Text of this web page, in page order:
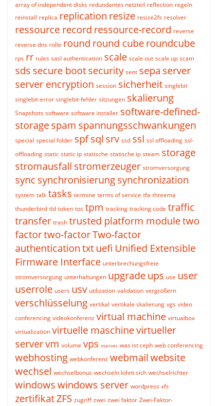
array of independent disks redundantes netzteil reflection regeln
reinstall replica replication resize resize2fs resolver
ressource record ressource-record reverse
reverse dns rolle round round cuberoundcube
rps rr rules sasl authentication scale scale out scale up scam
sds secure bootsecurity sent sepa server
server encryption session sicherheit singlebit
singlebit-error singlebit-fehler sitzungen skalierung
Snapshots software software installer software-defined-
storagespam spannungsschwankungen
special special folder spfsql srv ssd ssl ssl offloading ssl-
offloading static static ip statische statische ip steam storage
stromausfall stromerzeuger stromversorgung
sync synchronisierungsynchronization
system talk tasks termine terms of service tfa threema
thunderbird tld token tos tpm tracking tracking code traffic
transfer trash trusted platform moduletwo
factortwo-factorTwo-factor
authenticationtxtuefi Unified Extensible
Firmware Interface unterbrechungsfreie
stromversorgung unterhaltungen upgradeups use user
userrole users usv utilization validation vergrößern
verschlüsselung vertikal vertikale skalierung vgs video
conferencing videokonferenz virtual machine virtualbox
virtualization virtuelle maschinevirtueller
servervm volume vps vserver was ist ceph web conferencing
webhosting webkonferenz webmailwebsite
wechsel wechselbonus wechseln lohnt sich wechselrichter
windowswindows server wordpress xfs
zertifikatZFS zugriff zwei zwei faktor Zwei-Faktor-